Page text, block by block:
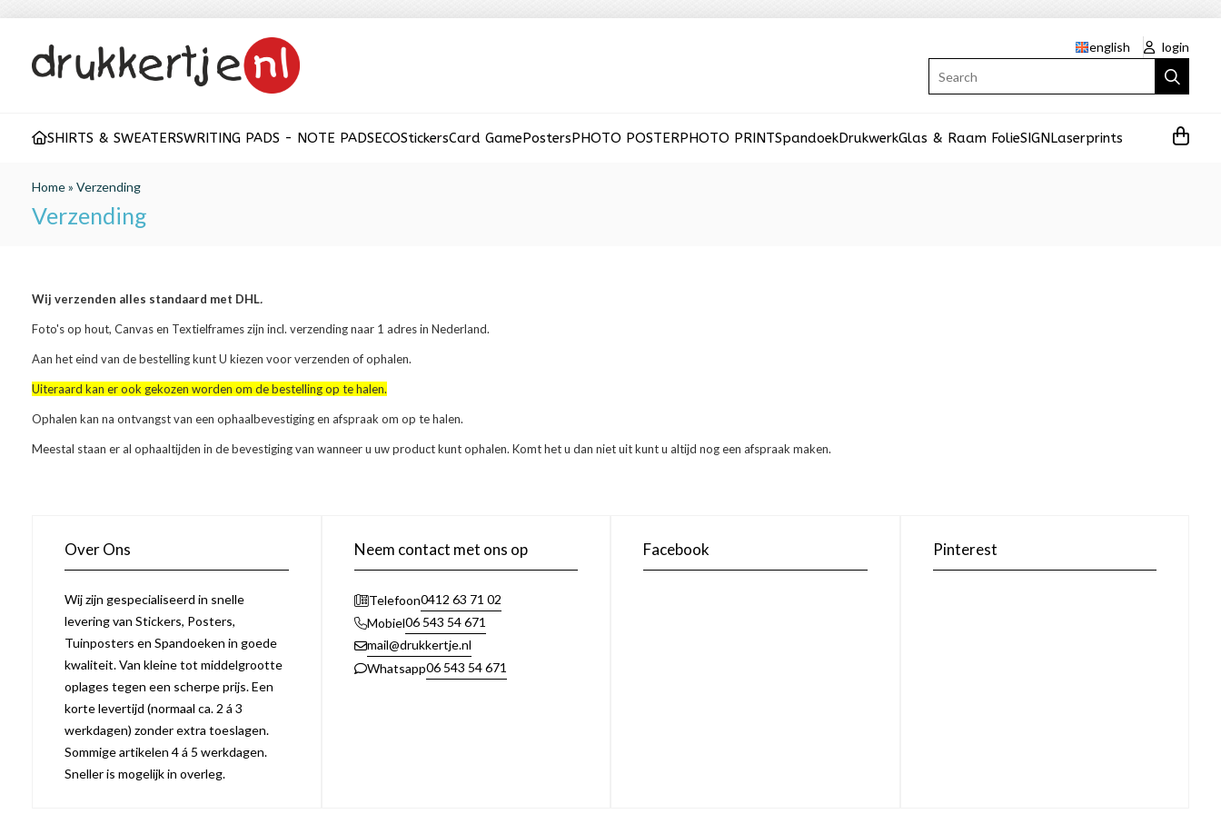
english
login
SHIRTS & SWEATERSWRITING PADS - NOTE PADSECOStickersCard GamePostersPHOTO POSTERPHOTO PRINTSpandoekDrukwerkGlas & Raam FolieSIGNLaserprints
Home» Verzending
Verzending
Wij verzenden alles standaard met DHL.
Foto's op hout, Canvas en Textielframes zijn incl. verzending naar 1 adres in Nederland.
Aan het eind van de bestelling kunt U kiezen voor verzenden of ophalen.
Uiteraard kan er ook gekozen worden om de bestelling op te halen.
Ophalen kan na ontvangst van een ophaalbevestiging en afspraak om op te halen.
Meestal staan er al ophaaltijden in de bevestiging van wanneer u uw product kunt ophalen. Komt het u dan niet uit kunt u altijd nog een afspraak maken.
Over Ons
Wij zijn gespecialiseerd in snelle
levering van Stickers, Posters,
Tuinposters en Spandoeken in goede
kwaliteit. Van kleine tot middelgrootte
oplages tegen een scherpe prijs. Een
korte levertijd (normaal ca. 2 á 3
werkdagen) zonder extra toeslagen.
Sommige artikelen 4 á 5 werkdagen.
Sneller is mogelijk in overleg.
Neem contact met ons op
Telefoon0412 63 71 02
Mobiel06 543 54 671
mail@drukkertje.nl
Whatsapp06 543 54 671
Facebook Pinterest